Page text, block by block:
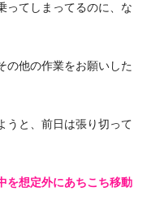
ってしまってるのに、な
の他の作業をお願いした
うと、前日は張り切って
を想定外にあちこち移動